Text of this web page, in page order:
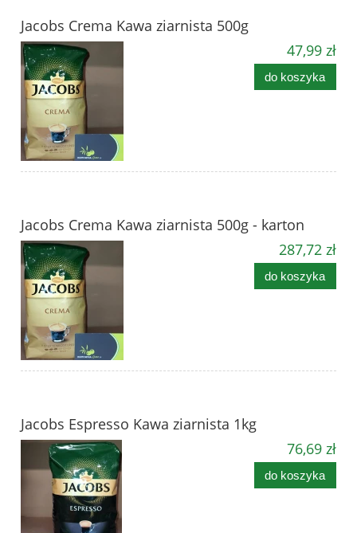
Jacobs Crema Kawa ziarnista 500g
47,99 zł
do koszyka
Jacobs Crema Kawa ziarnista 500g - karton
287,72 zł
do koszyka
Jacobs Espresso Kawa ziarnista 1kg
76,69 zł
do koszyka